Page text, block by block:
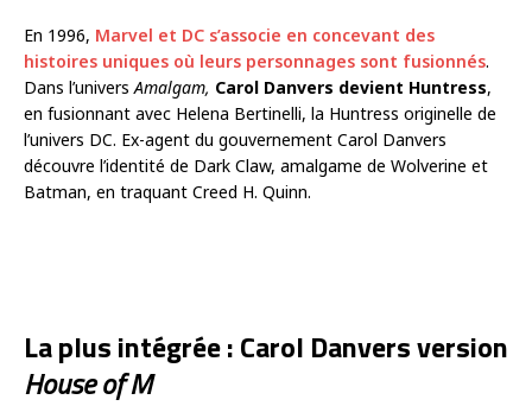
En 1996, Marvel et DC s’associe en concevant des
histoires uniques où leurs personnages sont fusionnés.
Dans l’universAmalgam, Carol Danvers devient Huntress,
en fusionnant avec Helena Bertinelli, la Huntress originelle de
l’univers DC. Ex-agent du gouvernement Carol Danvers
découvre l’identité de Dark Claw, amalgame de Wolverine et
Batman, en traquant Creed H. Quinn.
La plus intégrée : Carol Danvers version
House of M